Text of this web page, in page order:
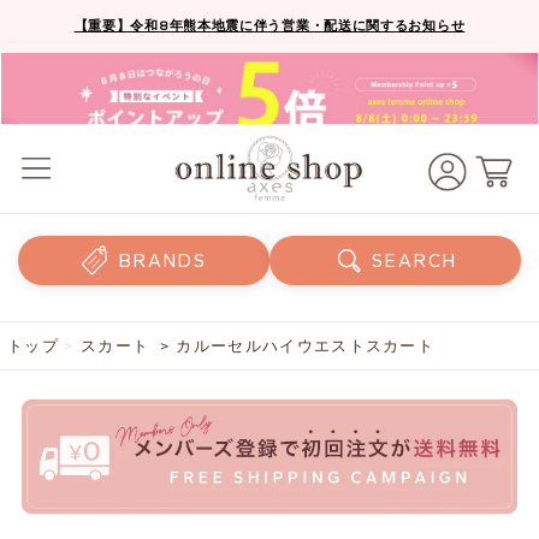
【重要】令和8年熊本地震に伴う営業・配送に関するお知らせ
BRANDS SEARCH
トップ > スカート > カルーセルハイウエストスカート